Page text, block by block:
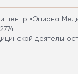
центр «Эпиона